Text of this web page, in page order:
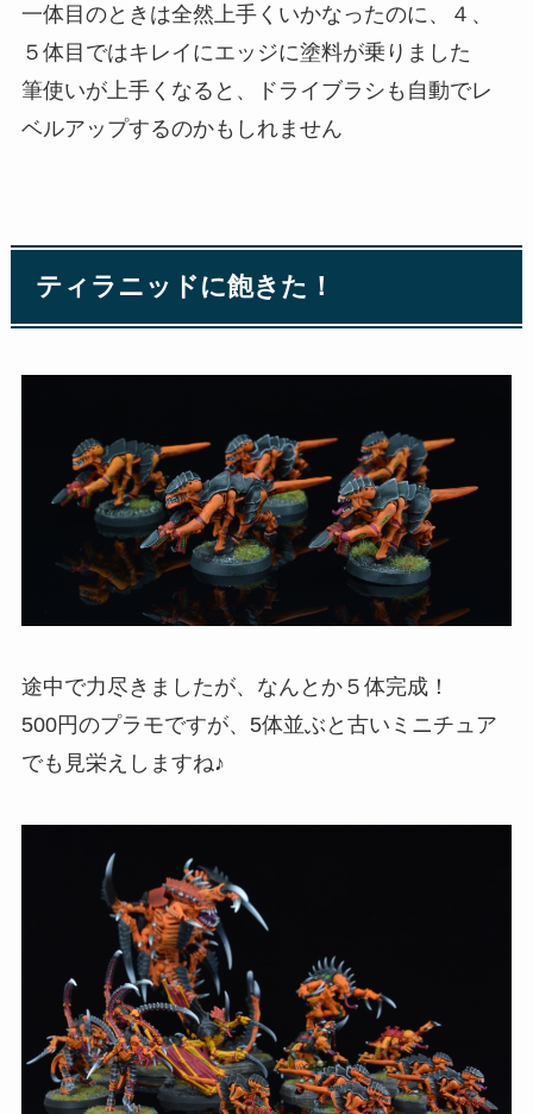
一体目のときは全然上手くいかなったのに、４、
５体目ではキレイにエッジに塗料が乗りました
筆使いが上手くなると、ドライブラシも自動でレ
ベルアップするのかもしれません
ティラニッドに飽きた！
途中で力尽きましたが、なんとか５体完成！
500円のプラモですが、5体並ぶと古いミニチュア
でも見栄えしますね♪